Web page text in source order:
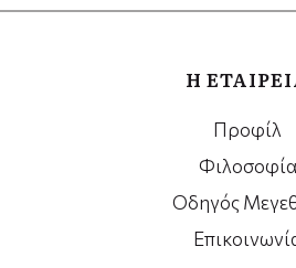
Η
Προφίλ
Φιλοσοφία
Οδηγός